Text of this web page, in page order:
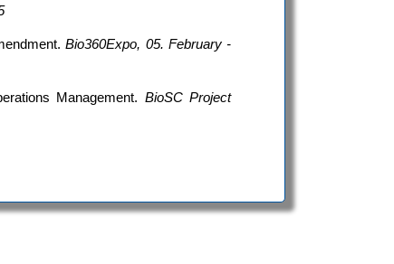
Bio360Expo, 05. February -
Management. BioSC Project